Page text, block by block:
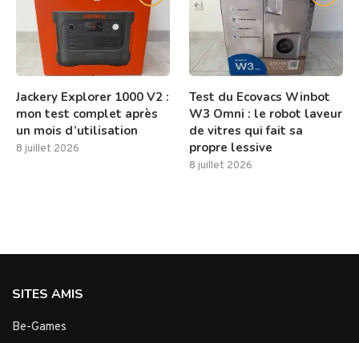
Jackery Explorer 1000 V2 :
mon test complet après
un mois d’utilisation
8 juillet 2026
Test du Ecovacs Winbot
W3 Omni : le robot laveur
de vitres qui fait sa
propre lessive
8 juillet 2026
SITES AMIS
Be-Games